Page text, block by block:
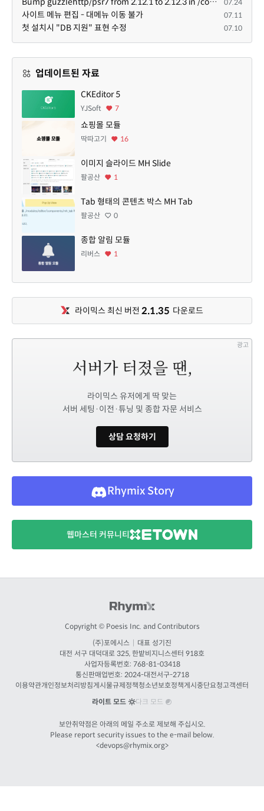
07.24
사이트 메뉴 편집 - 대메뉴 이동 불가 07.11
첫 설치시 "DB 지원" 표현 수정 07.10
업데이트된 자료
CKEditor 5
YJSoft 7
쇼핑몰 모듈
딱따고기 16
이미지 슬라이드 MH Slide
팔공산 1
Tab 형태의 콘텐츠 박스 MH Tab
팔공산 0
종합 알림 모듈
리버스 1
라이믹스 최신 버전 2.1.35 다운로드
광고
라이믹스 유저에게 딱 맞는
서버 세팅·이전·튜닝 및 종합 자문 서비스
상담 요청하기
Rhymix Story
웹마스터 커뮤니티
Copyright © Poesis Inc. and Contributors
(주)포에시스
대표 성기진
대전 서구 대덕대로 325, 한밭비지니스센터 918호
사업자등록번호: 768-81-03418
통신판매업번호: 2024-대전서구-2718
이용약관개인정보처리방침게시물규제정책청소년보호정책게시중단요청고객센터
라이트 모드
다크 모드
보안취약점은 아래의 메일 주소로 제보해 주십시오.
Please report security issues to the e-mail below.
<devops@rhymix.org>